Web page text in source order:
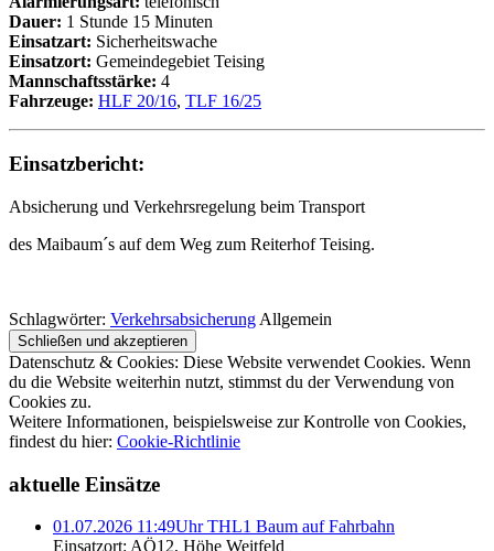
Dauer: 1 Stunde 15 Minuten
Einsatzart: Sicherheitswache
Einsatzort: Gemeindegebiet Teising
Mannschaftsstärke: 4
Fahrzeuge: HLF 20/16, TLF 16/25
Einsatzbericht:
Absicherung und Verkehrsregelung beim Transport
des Maibaum´s auf dem Weg zum Reiterhof Teising.
Schlagwörter: Verkehrsabsicherung Allgemein
Datenschutz & Cookies: Diese Website verwendet Cookies. Wenn
du die Website weiterhin nutzt, stimmst du der Verwendung von
Cookies zu.
Weitere Informationen, beispielsweise zur Kontrolle von Cookies,
findest du hier: Cookie-Richtlinie
aktuelle Einsätze
01.07.2026 11:49Uhr THL1 Baum auf Fahrbahn
Einsatzort: AÖ12, Höhe Weitfeld